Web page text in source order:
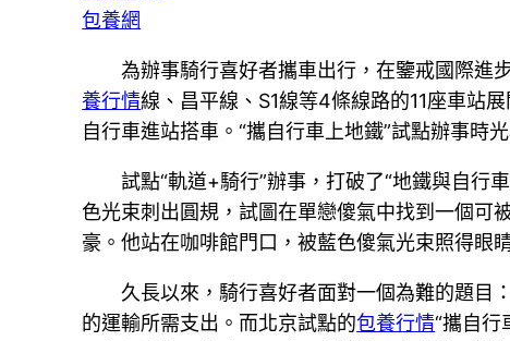
包養網
為辦事騎行喜好者攜車出行，在鑒戒國際進
養行情線、昌平線、S1線等4條線路的11座車站
自行車進站搭車。“攜自行車上地鐵”試點辦事時
試點“軌道+騎行”辦事，打破了“地鐵與自行
色光束刺出圓規，試圖在單戀傻氣中找到一個可
豪。他站在咖啡館門口，被藍色傻氣光束照得眼
久長以來，騎行喜好者面對一個為難的題目
的運輸所需支出。而北京試點的包養行情“攜自行